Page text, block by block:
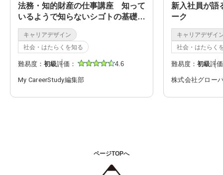
法務・知的財産の仕事講座 知って
いるようで知らないシゴトの基礎知
識
キャリアデザイン
社会・はたらくを知る
難易度： 初級評価： 4.6
My CareerStudy編集部
新入社員が語
ーク
キャリアデザイ
社会・はたらく
難易度： 初級評
株式会社グロー
ページTOPへ